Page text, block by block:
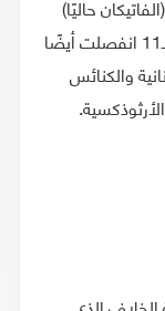
حاليًا)
وسميت بالكنائس الكاثوليكية. وفي القرن الـ11 انفصلت أيضًا
والكنائس